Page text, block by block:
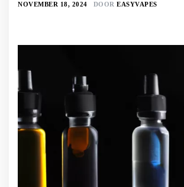
NOVEMBER 18, 2024 DOOR EASYVAPES